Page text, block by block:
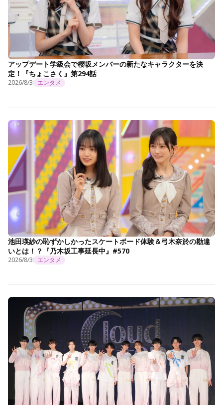
アップデート学級会で櫻坂メンバーの新たなキャラクターを決
定！『ちょこさく』第294話
2026/8/3 エンタメ
池田瑛紗の恥ずかしかったスケートボード体験＆弓木奈於の勘違
いとは！？『乃木坂工事延長中』#570
2026/8/3 エンタメ